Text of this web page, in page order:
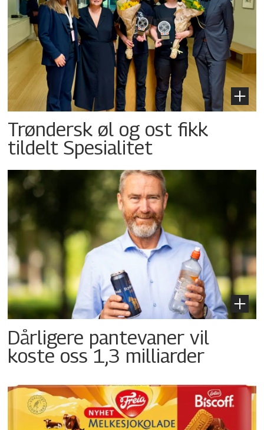
Trøndersk øl og ost fikk
tildelt Spesialitet
Dårligere pantevaner vil
koste oss 1,3 milliarder